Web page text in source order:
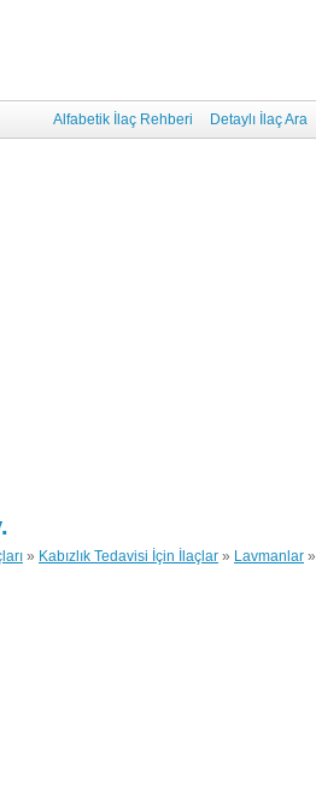
Alfabetik İlaç Rehberi
Detaylı İlaç Ara
» Kabızlık Tedavisi İçin İlaçlar » Lavmanlar »